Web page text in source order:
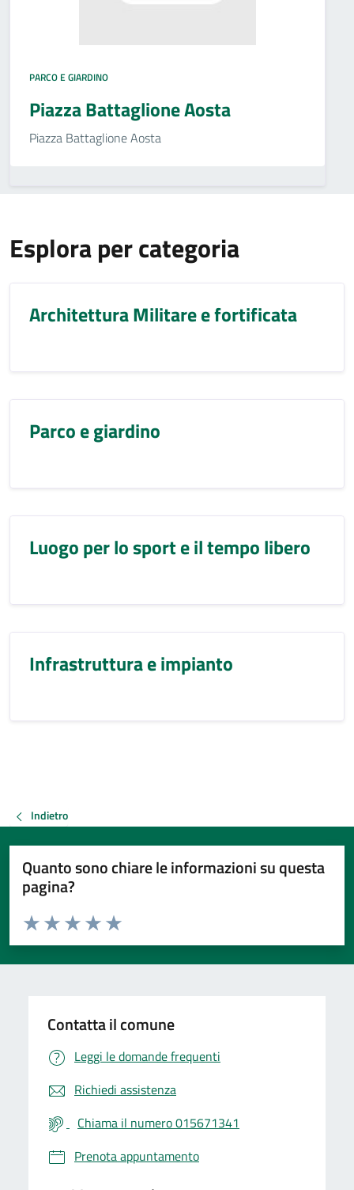
PARCO E GIARDINO
Piazza Battaglione Aosta
Piazza Battaglione Aosta
Esplora per categoria
Architettura Militare e fortificata
Parco e giardino
Luogo per lo sport e il tempo libero
Infrastruttura e impianto
Indietro
Quanto sono chiare le informazioni su questa
pagina?
Valuta da 1 a 5 stelle la pagina
Valuta 5 stelle su 5
Valuta 4 stelle su 5
Valuta 3 stelle su 5
Valuta 2 stelle su 5
Valuta 1 stelle su 5
Contatta il comune
Leggi le domande frequenti
Richiedi assistenza
Chiama il numero 015671341
Prenota appuntamento